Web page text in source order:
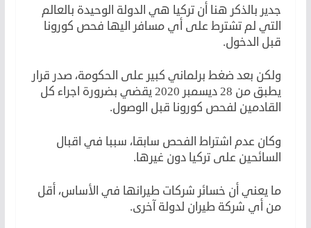
جدير بالذكر هنا أن تركيا هي الدولة الوحيدة بالعالم
التي لم تشترط على أي مسافر اليها فحص كورونا
قبل الدخول.
ولكن بعد ضغط برلماني كبير على الحكومة، صدر قرار
يطبق من 28 ديسمبر 2020 يقضي بضرورة اجراء كل
القادمين لفحص كورونا قبل الوصول.
وكان عدم اشتراط الفحص سابقا، سببا في اقبال
السائحين على تركيا دون غيرها.
ما يعني أن خسائر شركات طيرانها في الأساس، أقل
من أي شركة طيران لدولة آخرى.